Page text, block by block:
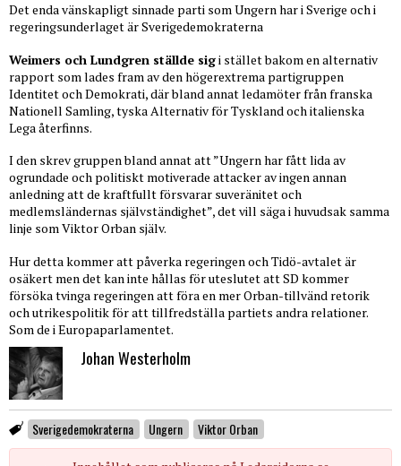
Det enda vänskapligt sinnade parti som Ungern har i Sverige och i
regeringsunderlaget är Sverigedemokraterna
Weimers och Lundgren ställde sigi stället bakom en alternativ
rapport som lades fram av den högerextrema partigruppen
Identitet och Demokrati, där bland annat ledamöter från franska
Nationell Samling, tyska Alternativ för Tyskland och italienska
Lega återfinns.
I den skrev gruppen bland annat att ”Ungern har fått lida av
ogrundade och politiskt motiverade attacker av ingen annan
anledning att de kraftfullt försvarar suveränitet och
medlemsländernas självständighet”, det vill säga i huvudsak samma
linje som Viktor Orban själv.
Hur detta kommer att påverka regeringen och Tidö-avtalet är
osäkert men det kan inte hållas för uteslutet att SD kommer
försöka tvinga regeringen att föra en mer Orban-tillvänd retorik
och utrikespolitik för att tillfredställa partiets andra relationer.
Som de i Europaparlamentet.
Johan Westerholm
Sverigedemokraterna Ungern Viktor Orban